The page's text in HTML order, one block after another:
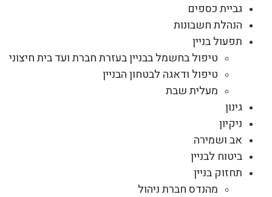
גביית כספים
הנהלת חשבונות
תפעול בניין
טיפול בחשמל בבניין בעזרת חברת ועד בית חיצוני
טיפול ודאגה לבטחון הבניין
מעלית שבת
גינון
ניקיון
אב ושמירה
ביטוח לבניין
תחזוק בניין
מהנדס חברת ניהול